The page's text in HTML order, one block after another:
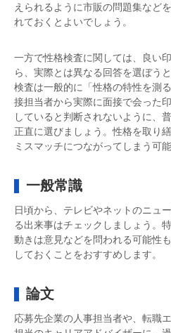
えられるように市販の問題集など
れておくとよいでしょう。
一方で性格検査に関しては、良い
ら、実際とは異なる回答を選ぼう
検査は一般的に「性格の特性を測
接担当者から実際に面接で会った
していると判断されないように、
正直に選びましょう。性格を取り
ミスマッチにつながってしまう可
一般常識
日頃から、テレビやネットのニュ
る出来事はチェックしましょう。
動きは意見などを問われる可能性
しておくことをおすすめします。
論文
応募先企業の人事担当者や、転職